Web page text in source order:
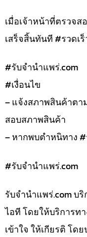
เมื่อเจ้าหน้าที่ตรวจ
เสร็จสิ้นทันที #รวดเร็
#รับจํานําแพร่.com
#เงื่อนไข
– แจ้งสภาพสินค้าตา
สอบสภาพสินค้า
– หากพบตำหนิทาง
#รับจํานําแพร่.com
รับจํานําแพร่.com บ
ไอที โดยให้บริการท
เข้าใจ ให้เกียรติ โด